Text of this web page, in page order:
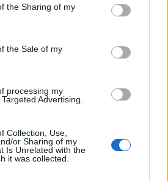
usage behaviour. You may click to
Google and its third-party tags to
specified purposes in below Google
the Sharing of my
the Sale of my
processing my
Advertising.
Collection, Use,
or Sharing of my
Is Unrelated with the
it was collected.
Xalapa también es muy
arquitectura colonial
centro de la ciudad, la
es el maravilloso museo
una enorme colección
norte del río Papaloapan,